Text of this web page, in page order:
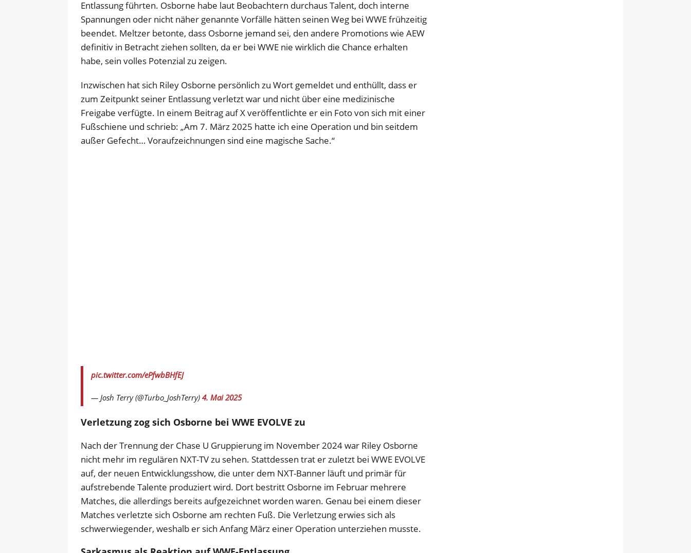
Entlassung führten. Osborne habe laut Beobachtern durchaus Talent, doch interne
Spannungen oder nicht näher genannte Vorfälle hätten seinen Weg bei WWE frühzeitig
beendet. Meltzer betonte, dass Osborne jemand sei, den andere Promotions wie AEW
definitiv in Betracht ziehen sollten, da er bei WWE nie wirklich die Chance erhalten
habe, sein volles Potenzial zu zeigen.
Inzwischen hat sich Riley Osborne persönlich zu Wort gemeldet und enthüllt, dass er
zum Zeitpunkt seiner Entlassung verletzt war und nicht über eine medizinische
Freigabe verfügte. In einem Beitrag auf X veröffentlichte er ein Foto von sich mit einer
Fußschiene und schrieb: „Am 7. März 2025 hatte ich eine Operation und bin seitdem
außer Gefecht… Voraufzeichnungen sind eine magische Sache.“
pic.twitter.com/ePfwbBHfEJ
— Josh Terry (@Turbo_JoshTerry) 4. Mai 2025
Verletzung zog sich Osborne bei WWE EVOLVE zu
Nach der Trennung der Chase U Gruppierung im November 2024 war Riley Osborne
nicht mehr im regulären NXT-TV zu sehen. Stattdessen trat er zuletzt bei WWE EVOLVE
auf, der neuen Entwicklungsshow, die unter dem NXT-Banner läuft und primär für
aufstrebende Talente produziert wird. Dort bestritt Osborne im Februar mehrere
Matches, die allerdings bereits aufgezeichnet worden waren. Genau bei einem dieser
Matches verletzte sich Osborne am rechten Fuß. Die Verletzung erwies sich als
schwerwiegender, weshalb er sich Anfang März einer Operation unterziehen musste.